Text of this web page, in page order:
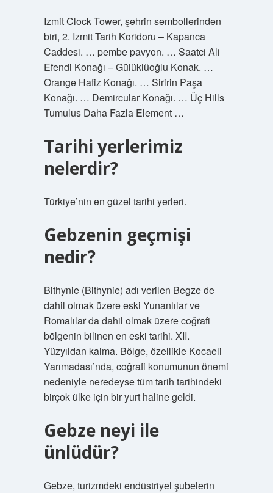
Izmit Clock Tower, şehrin sembollerinden
biri, 2. Izmit Tarih Koridoru – Kapanca
Caddesi. … pembe pavyon. … Saatci Ali
Efendi Konağı – Gülüklüoğlu Konak. …
Orange Hafiz Konağı. … Siririn Paşa
Konağı. … Demircular Konağı. … Üç Hills
Tumulus Daha Fazla Element …
Tarihi yerlerimiz
nelerdir?
Türkiye’nin en güzel tarihi yerleri.
Gebzenin geçmişi
nedir?
Bithynie (Bithynie) adı verilen Begze de
dahil olmak üzere eski Yunanlılar ve
Romalılar da dahil olmak üzere coğrafi
bölgenin bilinen en eski tarihi. XII.
Yüzyıldan kalma. Bölge, özellikle Kocaeli
Yarımadası’nda, coğrafi konumunun önemi
nedeniyle neredeyse tüm tarih tarihindeki
birçok ülke için bir yurt haline geldi.
Gebze neyi ile
ünlüdür?
Gebze, turizmdeki endüstriyel şubelerin